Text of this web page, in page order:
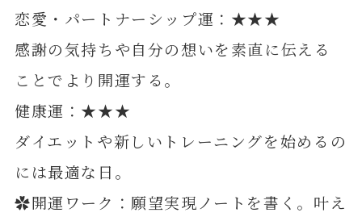
恋愛・パートナーシップ運：★★★
感謝の気持ちや自分の想いを素直に伝える
ことでより開運する。
健康運：★★★
ダイエットや新しいトレーニングを始めるの
には最適な日。
✿開運ワーク：願望実現ノートを書く。叶え